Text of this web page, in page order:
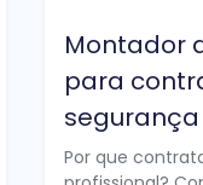
Montador
para
Por que